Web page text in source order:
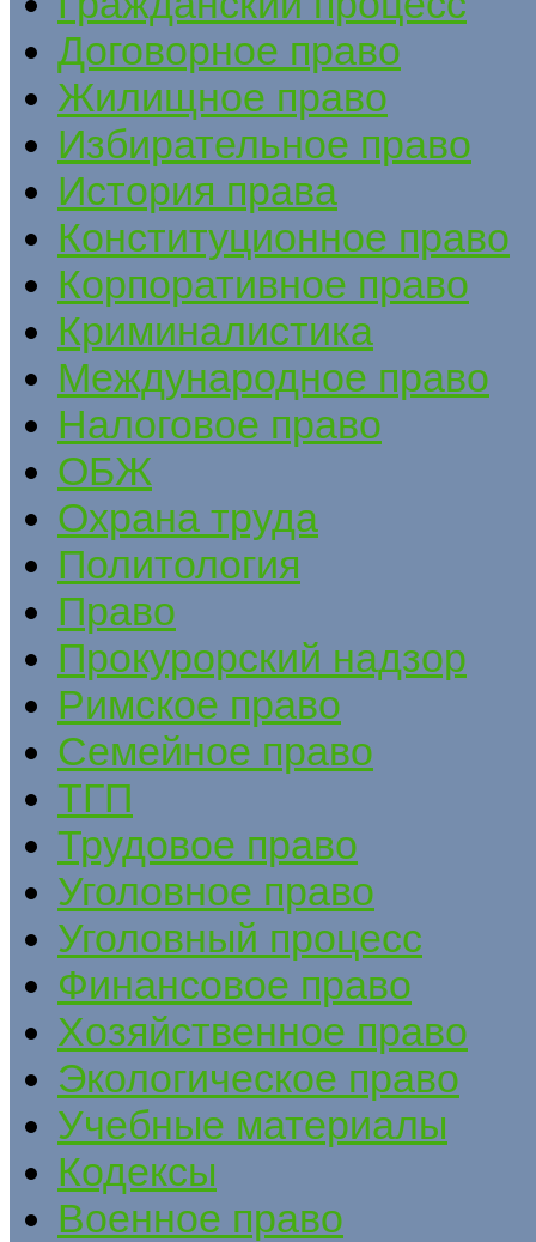
Договорное право
Жилищное право
Избирательное право
История права
Конституционное право
Корпоративное право
Криминалистика
Международное право
Налоговое право
ОБЖ
Охрана труда
Политология
Право
Прокурорский надзор
Римское право
Семейное право
ТГП
Трудовое право
Уголовное право
Уголовный процесс
Финансовое право
Хозяйственное право
Экологическое право
Учебные материалы
Кодексы
Военное право